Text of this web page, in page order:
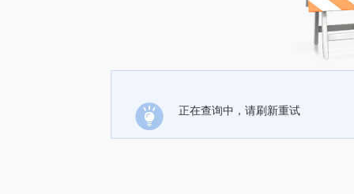
正在查询中，请刷新重试